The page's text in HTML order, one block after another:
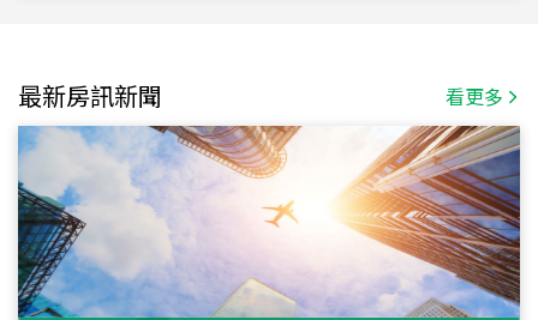
最新房訊新聞 看更多